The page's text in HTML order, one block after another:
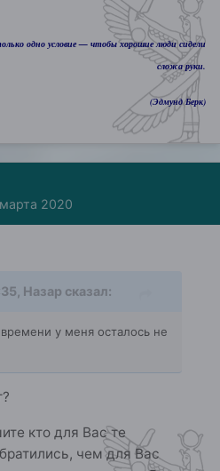
одно условие — чтобы хорошие люди сидели
сложа руки.
(Эдмунд Берк)
2020
Назар сказал:
у меня осталось не
кто для Вас те
чем для Вас